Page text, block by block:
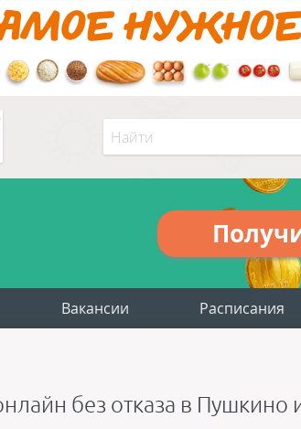
Вакансии Расписания
без отказа в Пушкино